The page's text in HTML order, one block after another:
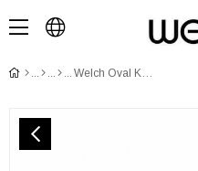
Welch Oval Kesim Sarı Taşlı Tenis Bileklik – 925 Gümüş